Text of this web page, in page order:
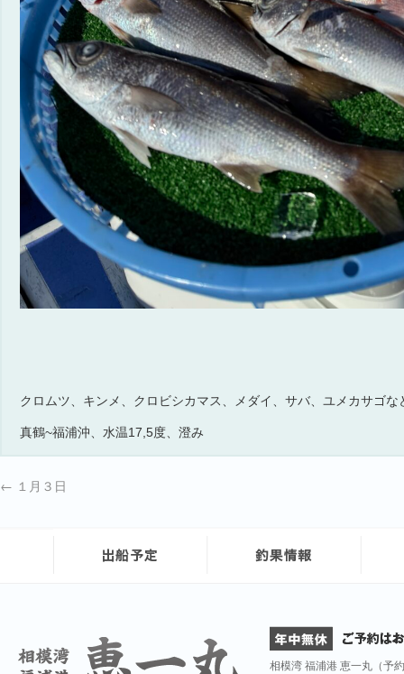
クロムツ、キンメ、クロビシカマス、メダイ、サバ、ユメカサゴな
真鶴~福浦沖、水温17,5度、澄み
← １月３日
相模湾 福浦港 恵一丸（予